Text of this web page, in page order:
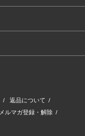
/ 返品について /
メルマガ登録・解除 /